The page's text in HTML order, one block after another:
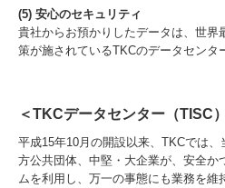
(5) 安心のセキュリティ
貴社からお預かりしたデータは、世界
策が施されているTKCのデータセンタ
＜TKCデータセンター（TISC
平成15年10月の開設以来、TKCでは
方公共団体、中堅・大企業が、安全か
ムを利用し、万一の事態にも業務を維